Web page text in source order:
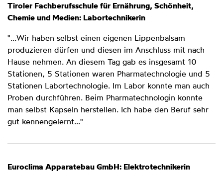
Tiroler Fachberufsschule für Ernährung, Schönheit,
Chemie und Medien: Labortechnikerin
"...Wir haben selbst einen eigenen Lippenbalsam
produzieren dürfen und diesen im Anschluss mit nach
Hause nehmen. An diesem Tag gab es insgesamt 10
Stationen, 5 Stationen waren Pharmatechnologie und 5
Stationen Labortechnologie. Im Labor konnte man auch
Proben durchführen. Beim Pharmatechnologin konnte
man selbst Kapseln herstellen. Ich habe den Beruf sehr
gut kennengelernt..."
Euroclima Apparatebau GmbH: Elektrotechnikerin